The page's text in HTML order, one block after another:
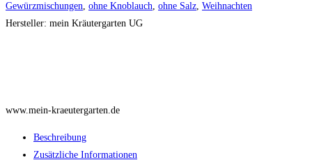
Gewürzmischungen, ohne Knoblauch, ohne Salz, Weihnachten
Hersteller: mein Kräutergarten UG
www.mein-kraeutergarten.de
Beschreibung
Zusätzliche Informationen